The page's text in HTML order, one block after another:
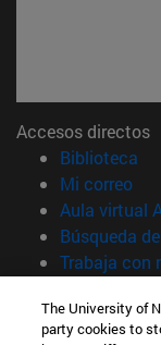
Accesos directos
Biblioteca
Mi correo
Aula virtual
Búsqueda
Trabaja con
Información
TFNO +34 948 42
The University of
party cookies to